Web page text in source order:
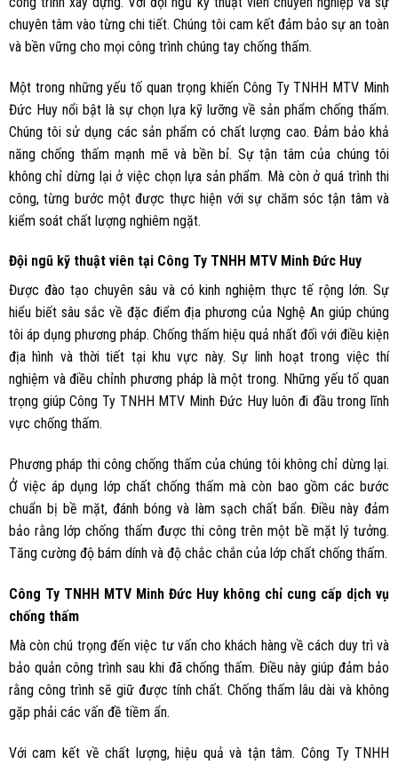
chuyên tâm vào từng chi tiết. Chúng tôi cam kết đảm bảo sự an toàn
và bền vững cho mọi công trình chúng tay chống thấm.
Một trong những yếu tố quan trọng khiến Công Ty TNHH MTV Minh
Đức Huy nổi bật là sự chọn lựa kỹ lưỡng về sản phẩm chống thấm.
Chúng tôi sử dụng các sản phẩm có chất lượng cao. Đảm bảo khả
năng chống thấm mạnh mẽ và bền bỉ. Sự tận tâm của chúng tôi
không chỉ dừng lại ở việc chọn lựa sản phẩm. Mà còn ở quá trình thi
công, từng bước một được thực hiện với sự chăm sóc tận tâm và
kiểm soát chất lượng nghiêm ngặt.
Đội ngũ kỹ thuật viên tại Công Ty TNHH MTV Minh Đức Huy
Được đào tạo chuyên sâu và có kinh nghiệm thực tế rộng lớn. Sự
hiểu biết sâu sắc về đặc điểm địa phương của Nghệ An giúp chúng
tôi áp dụng phương pháp. Chống thấm hiệu quả nhất đối với điều kiện
địa hình và thời tiết tại khu vực này. Sự linh hoạt trong việc thí
nghiệm và điều chỉnh phương pháp là một trong. Những yếu tố quan
trọng giúp Công Ty TNHH MTV Minh Đức Huy luôn đi đầu trong lĩnh
vực chống thấm.
Phương pháp thi công chống thấm của chúng tôi không chỉ dừng lại.
Ở việc áp dụng lớp chất chống thấm mà còn bao gồm các bước
chuẩn bị bề mặt, đánh bóng và làm sạch chất bẩn. Điều này đảm
bảo rằng lớp chống thấm được thi công trên một bề mặt lý tưởng.
Tăng cường độ bám dính và độ chắc chắn của lớp chất chống thấm.
Công Ty TNHH MTV Minh Đức Huy không chỉ cung cấp dịch vụ
chống thấm
Mà còn chú trọng đến việc tư vấn cho khách hàng về cách duy trì và
bảo quản công trình sau khi đã chống thấm. Điều này giúp đảm bảo
rằng công trình sẽ giữ được tính chất. Chống thấm lâu dài và không
gặp phải các vấn đề tiềm ẩn.
Với cam kết về chất lượng, hiệu quả và tận tâm. Công Ty TNHH